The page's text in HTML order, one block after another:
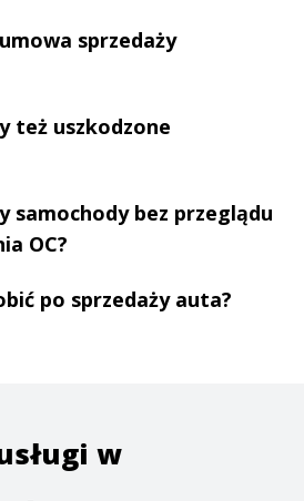
sprzedaży
też uszkodzone
samochody bez przeglądu
OC?
po sprzedaży auta?
w